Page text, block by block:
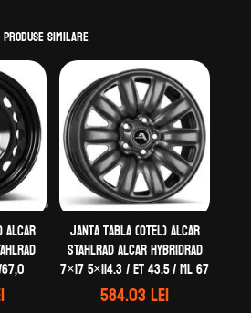
Produse similare
Janta tabla (otel) ALCAR
STAHLRAD ALCAR HYBRIDRAD
7×17 5×114.3 / ET 43.5 / ML 67
584.03lei